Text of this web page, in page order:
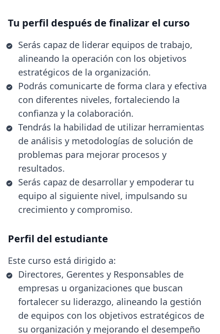
Tu perfil después de finalizar el curso
Serás capaz de liderar equipos de trabajo,
alineando la operación con los objetivos
estratégicos de la organización.
Podrás comunicarte de forma clara y efectiva
con diferentes niveles, fortaleciendo la
confianza y la colaboración.
Tendrás la habilidad de utilizar herramientas
de análisis y metodologías de solución de
problemas para mejorar procesos y
resultados.
Serás capaz de desarrollar y empoderar tu
equipo al siguiente nivel, impulsando su
crecimiento y compromiso.
Perfil del estudiante
Este curso está dirigido a:
Directores, Gerentes y Responsables de
empresas u organizaciones que buscan
fortalecer su liderazgo, alineando la gestión
de equipos con los objetivos estratégicos de
su organización y mejorando el desempeño